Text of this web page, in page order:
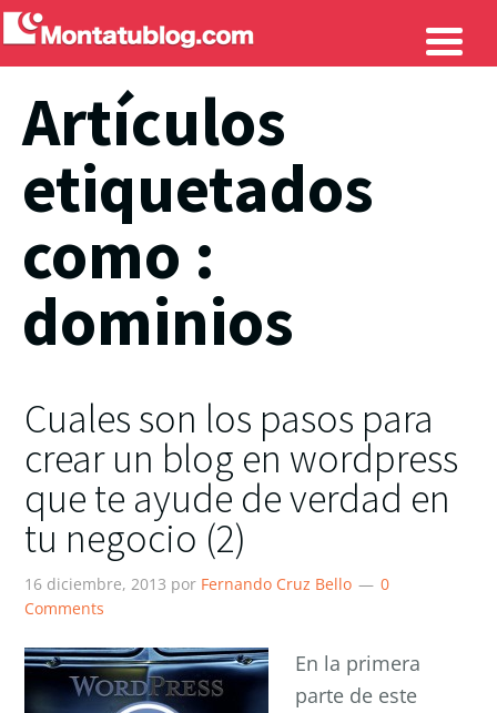
Artículos
etiquetados
como :
dominios
Cuales son los pasos para
crear un blog en wordpress
que te ayude de verdad en
tu negocio (2)
16 diciembre, 2013 por Fernando Cruz Bello
0
Comments
En la primera
parte de este